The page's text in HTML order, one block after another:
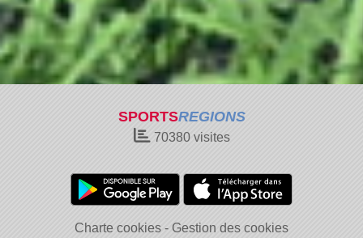
SPORTSREGIONS
70380visites
Charte cookies
Gestion des cookies